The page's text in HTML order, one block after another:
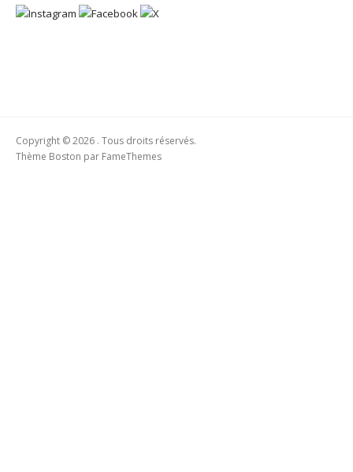
Copyright © 2026 . Tous droits réservés.
Thème Boston par FameThemes